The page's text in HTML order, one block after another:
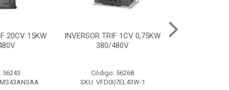
20CV 15KW
56243
INVERSOR TRIF 1CV 0,75KW
380/480V
Código: 56268
SKU: VFD007EL43W-1